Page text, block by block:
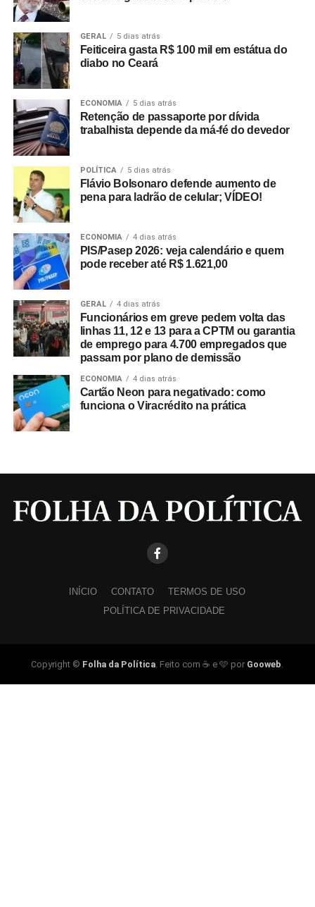
GERAL 5 dias atrás
Feiticeira gasta R$ 100 mil em estátua do
diabo no Ceará
ECONOMIA 5 dias atrás
Retenção de passaporte por dívida
trabalhista depende da má-fé do devedor
POLÍTICA 5 dias atrás
Flávio Bolsonaro defende aumento de
pena para ladrão de celular; VÍDEO!
ECONOMIA 4 dias atrás
PIS/Pasep 2026: veja calendário e quem
pode receber até R$ 1.621,00
GERAL 4 dias atrás
Funcionários em greve pedem volta das
linhas 11, 12 e 13 para a CPTM ou garantia
de emprego para 4.700 empregados que
passam por plano de demissão
ECONOMIA 4 dias atrás
Cartão Neon para negativado: como
funciona o Viracrédito na prática
INÍCIO CONTATO
TERMOS DE USO
POLÍTICA DE PRIVACIDADE
Copyright © Folha da Política. Feito com ☕ e 🩵 por Gooweb.